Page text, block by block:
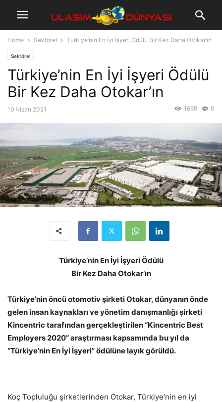
Home Sektörel Türkiye’nin En İyi İşyeri Ödülü Bir Kez Daha Otokar’ın
Sektörel
Türkiye’nin En İyi İşyeri Ödülü
Bir Kez Daha Otokar’ın
19 Nisan 2021 0
1669
Türkiye’nin En İyi İşyeri Ödülü
Bir Kez Daha Otokar’ın
Türkiye’nin öncü otomotiv şirketi Otokar, dünyanın önde
gelen insan kaynakları ve yönetim danışmanlığı şirketi
Kincentric tarafından gerçekleştirilen “Kincentric Best
Employers 2020” araştırması kapsamında bu yıl da
“Türkiye’nin En İyi İşyeri” ödülüne layık görüldü.
Koç Topluluğu şirketlerinden Otokar, Türkiye’nin en iyi